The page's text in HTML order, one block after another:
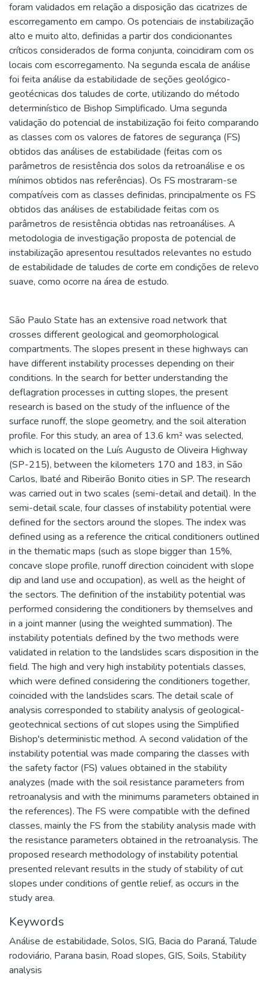
foram validados em relação a disposição das cicatrizes de
escorregamento em campo. Os potenciais de instabilização
alto e muito alto, definidas a partir dos condicionantes
críticos considerados de forma conjunta, coincidiram com os
locais com escorregamento. Na segunda escala de análise
foi feita análise da estabilidade de seções geológico-
geotécnicas dos taludes de corte, utilizando do método
determinístico de Bishop Simplificado. Uma segunda
validação do potencial de instabilização foi feito comparando
as classes com os valores de fatores de segurança (FS)
obtidos das análises de estabilidade (feitas com os
parâmetros de resistência dos solos da retroanálise e os
mínimos obtidos nas referências). Os FS mostraram-se
compatíveis com as classes definidas, principalmente os FS
obtidos das análises de estabilidade feitas com os
parâmetros de resistência obtidas nas retroanálises. A
metodologia de investigação proposta de potencial de
instabilização apresentou resultados relevantes no estudo
de estabilidade de taludes de corte em condições de relevo
suave, como ocorre na área de estudo.
São Paulo State has an extensive road network that
crosses different geological and geomorphological
compartments. The slopes present in these highways can
have different instability processes depending on their
conditions. In the search for better understanding the
deflagration processes in cutting slopes, the present
research is based on the study of the influence of the
surface runoff, the slope geometry, and the soil alteration
profile. For this study, an area of 13.6 km² was selected,
which is located on the Luís Augusto de Oliveira Highway
(SP-215), between the kilometers 170 and 183, in São
Carlos, Ibaté and Ribeirão Bonito cities in SP. The research
was carried out in two scales (semi-detail and detail). In the
semi-detail scale, four classes of instability potential were
defined for the sectors around the slopes. The index was
defined using as a reference the critical conditioners outlined
in the thematic maps (such as slope bigger than 15%,
concave slope profile, runoff direction coincident with slope
dip and land use and occupation), as well as the height of
the sectors. The definition of the instability potential was
performed considering the conditioners by themselves and
in a joint manner (using the weighted summation). The
instability potentials defined by the two methods were
validated in relation to the landslides scars disposition in the
field. The high and very high instability potentials classes,
which were defined considering the conditioners together,
coincided with the landslides scars. The detail scale of
analysis corresponded to stability analysis of geological-
geotechnical sections of cut slopes using the Simplified
Bishop's deterministic method. A second validation of the
instability potential was made comparing the classes with
the safety factor (FS) values obtained in the stability
analyzes (made with the soil resistance parameters from
retroanalysis and with the minimums parameters obtained in
the references). The FS were compatible with the defined
classes, mainly the FS from the stability analysis made with
the resistance parameters obtained in the retroanalysis. The
proposed research methodology of instability potential
presented relevant results in the study of stability of cut
slopes under conditions of gentle relief, as occurs in the
study area.
Keywords
Análise de estabilidade, Solos, SIG, Bacia do Paraná,Talude
rodoviário, Parana basin, Road slopes, GIS, Soils, Stability
analysis